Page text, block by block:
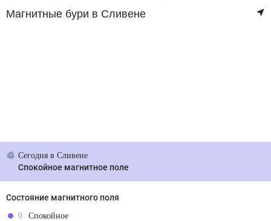
Магнитные бури в Сливене
Сегодняв Сливене
Спокойное магнитное поле
Состояние магнитного поля
0
Спокойное